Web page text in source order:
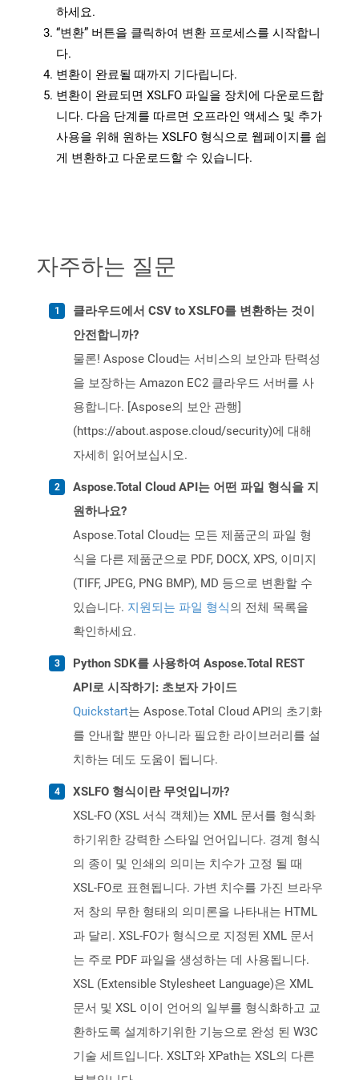
하세요.
“변환” 버튼을 클릭하여 변환 프로세스를 시작합니
다.
변환이 완료될 때까지 기다립니다.
변환이 완료되면 XSLFO 파일을 장치에 다운로드합
니다. 다음 단계를 따르면 오프라인 액세스 및 추가
사용을 위해 원하는 XSLFO 형식으로 웹페이지를 쉽
게 변환하고 다운로드할 수 있습니다.
자주하는 질문
클라우드에서 CSV to XSLFO를 변환하는 것이
안전합니까?
물론! Aspose Cloud는 서비스의 보안과 탄력성
을 보장하는 Amazon EC2 클라우드 서버를 사
용합니다. [Aspose의 보안 관행]
(https://about.aspose.cloud/security)에 대해
자세히 읽어보십시오.
Aspose.Total Cloud API는 어떤 파일 형식을 지
원하나요?
Aspose.Total Cloud는 모든 제품군의 파일 형
식을 다른 제품군으로 PDF, DOCX, XPS, 이미지
(TIFF, JPEG, PNG BMP), MD 등으로 변환할 수
있습니다. 지원되는 파일 형식의 전체 목록을
확인하세요.
Python SDK를 사용하여 Aspose.Total REST
API로 시작하기: 초보자 가이드
Quickstart는 Aspose.Total Cloud API의 초기화
를 안내할 뿐만 아니라 필요한 라이브러리를 설
치하는 데도 도움이 됩니다.
XSLFO 형식이란 무엇입니까?
XSL-FO (XSL 서식 객체)는 XML 문서를 형식화
하기위한 강력한 스타일 언어입니다. 경계 형식
의 종이 및 인쇄의 의미는 치수가 고정 될 때
XSL-FO로 표현됩니다. 가변 치수를 가진 브라우
저 창의 무한 형태의 의미론을 나타내는 HTML
과 달리. XSL-FO가 형식으로 지정된 XML 문서
는 주로 PDF 파일을 생성하는 데 사용됩니다.
XSL (Extensible Stylesheet Language)은 XML
문서 및 XSL 이이 언어의 일부를 형식화하고 교
환하도록 설계하기위한 기능으로 완성 된 W3C
기술 세트입니다. XSLT와 XPath는 XSL의 다른